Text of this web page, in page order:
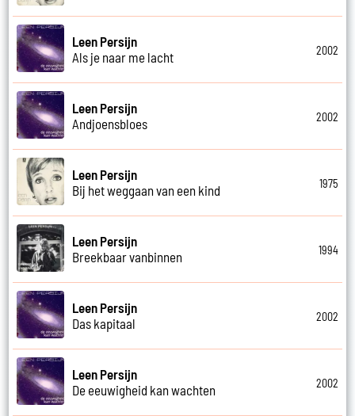
Leen Persijn
Als je naar me lacht
2002
Leen Persijn
Andjoensbloes
2002
Leen Persijn
Bij het weggaan van een kind
1975
Leen Persijn
Breekbaar vanbinnen
1994
Leen Persijn
Das kapitaal
2002
Leen Persijn
De eeuwigheid kan wachten
2002